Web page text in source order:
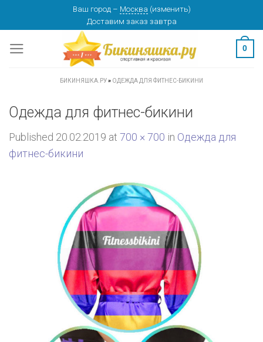
content
Ваш город – Москва (изменить)
Доставим заказ завтра
0
БИКИНЯШКА.РУ» ОДЕЖДА ДЛЯ ФИТНЕС-БИКИНИ
Одежда для фитнес-бикини
Published 20.02.2019 at 700 × 700 in Одежда для
фитнес-бикини